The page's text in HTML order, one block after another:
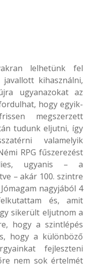
lelhetünk fel
kihasználni,
ugyanazokat az
hogy egyik-
megszerzett
tudunk eljutni, így
valamelyik
RPG fűszerezést
ugyanis – a
– akár 100. szintre
nagyjából 4
és, amit
sikerült eljutnom a
hogy a szintlépés
hogy a különböző
fejleszteni
nem sok értelmét